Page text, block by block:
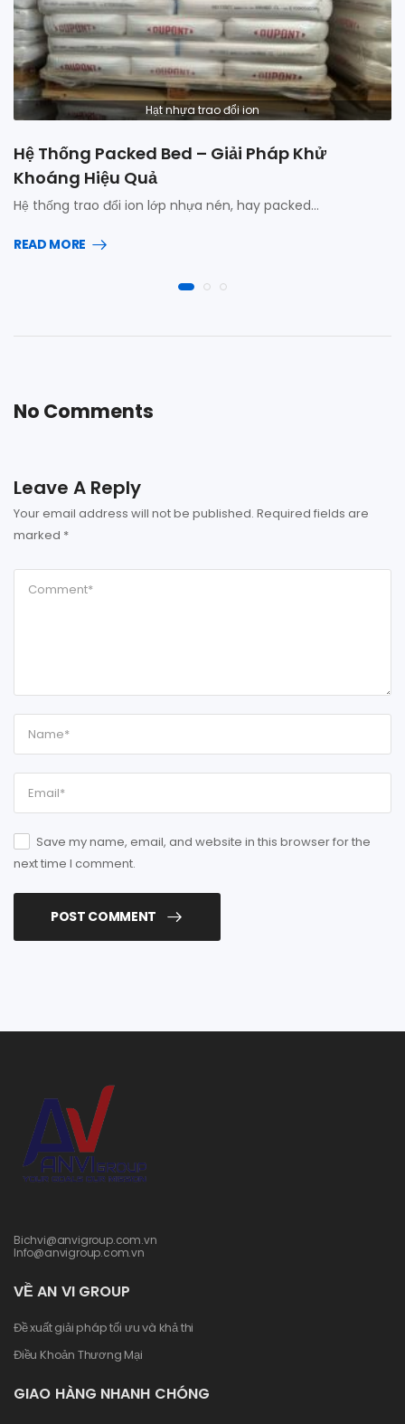
Hạt nhựa trao đổi ion
Hệ Thống Packed Bed – Giải Pháp Khử
Khoáng Hiệu Quả
Hệ thống trao đổi ion lớp nhựa nén, hay packed…
READ MORE
No Comments
Leave A Reply
Your email address will not be published. Required fields are
marked *
Save my name, email, and website in this browser for the
next time I comment.
POST COMMENT
Bichvi@anvigroup.com.vn
Info@anvigroup.com.vn
VỀ AN VI GROUP
Đề xuất giải pháp tối ưu và khả thi
Điều Khoản Thương Mại
GIAO HÀNG NHANH CHÓNG